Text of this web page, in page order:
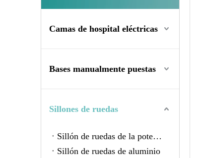
Camas de hospital eléctricas
Bases manualmente puestas
Sillones de ruedas
Sillón de ruedas de la potencia
Sillón de ruedas de aluminio